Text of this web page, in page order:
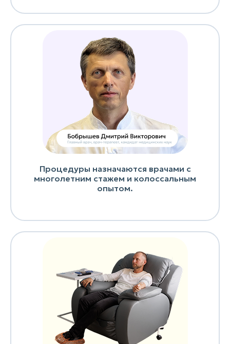
Процедуры назначаются врачами с
многолетним стажем и колоссальным
опытом.